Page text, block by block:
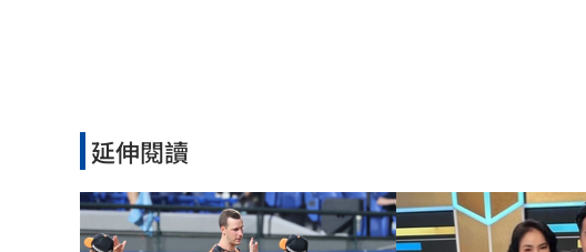
延伸閱讀